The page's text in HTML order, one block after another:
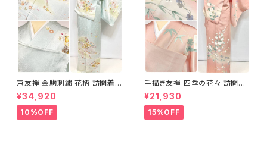
京友禅 金駒刺繍 花柄 訪問着
正絹 水色 黄緑 パステルカラー
アイスグリーン 1433
¥34,920
10%OFF
手描き友禅 四季の花々 訪問着
袷 正絹 サーモンピンク クリー
ム 白 桃花色 1434
¥21,930
15%OFF